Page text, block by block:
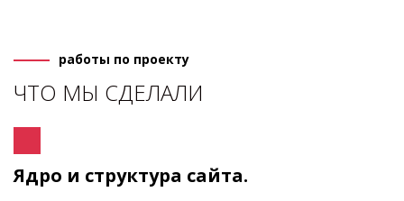
работы по проекту
ЧТО МЫ СДЕЛАЛИ
Ядро и структура сайта.